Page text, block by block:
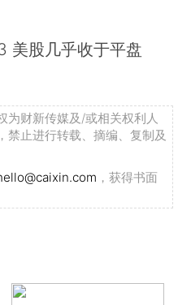
美股几乎收于平盘
为财新传媒及/或相关权利人
禁止进行转载、摘编、复制及
，获得书面